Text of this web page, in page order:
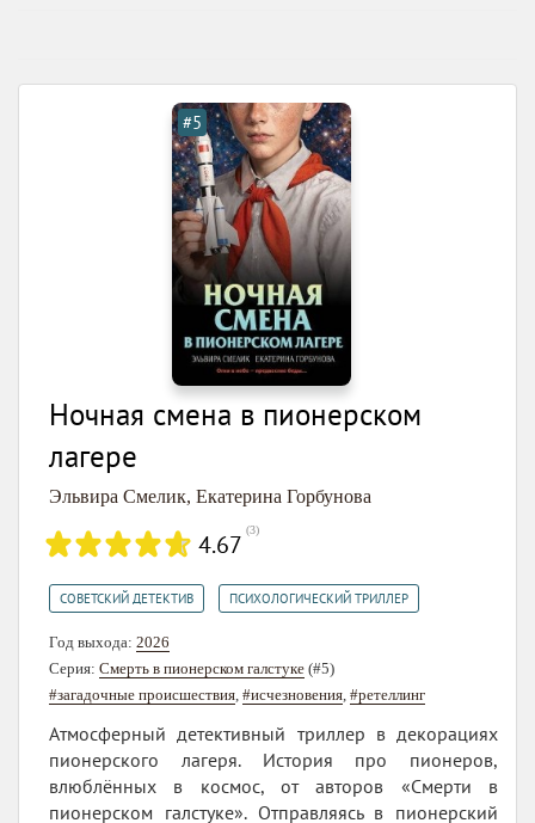
#5
Ночная смена в пионерском
лагере
Эльвира Смелик, Екатерина Горбунова
4.67 (3)
СОВЕТСКИЙ ДЕТЕКТИВ ПСИХОЛОГИЧЕСКИЙ ТРИЛЛЕР
Год выхода: 2026
Серия: Смерть в пионерском галстуке (#5)
#загадочные происшествия, #исчезновения, #ретеллинг
Атмосферный детективный триллер в декорациях
пионерского лагеря. История про пионеров,
влюблённых в космос, от авторов «Смерти в
пионерском галстуке». Отправляясь в пионерский